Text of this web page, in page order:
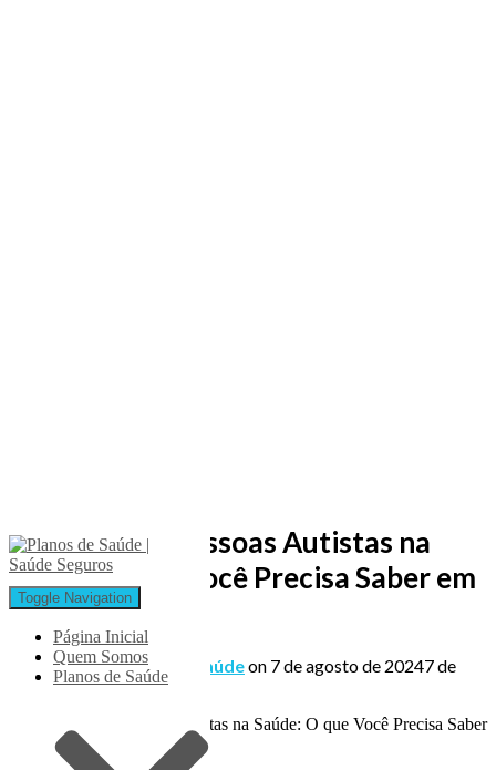
Toggle Navigation
Página Inicial
Quem Somos
Planos de Saúde
Direitos das Pessoas Autistas na
Saúde: O que Você Precisa Saber em
2024
Published byPlanos de Saúdeon 7 de agosto de 20247 de
agosto de 2024